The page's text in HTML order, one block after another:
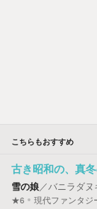
こちらもおすすめ
古き昭和の、真
雪の娘／バニラダヌ
★6 現代ファンタジ